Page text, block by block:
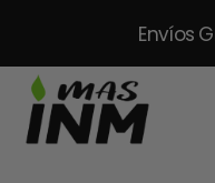
Envíos